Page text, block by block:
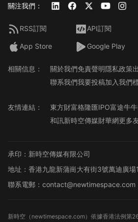
關注我們：
RSS訂閱 API訂閱
App Store Google Play
相關信息： 關於我們免責聲明隱私政策
聯系我們我要投稿加入我們
友情連結： 東方財富格隆匯IPO富途牛牛
和訊新時空傳媒財華網更多
承印：新時空傳媒有限公司
地址：香港九龍新蒲崗大有街3號萬迪廣場
聯系電郵：contact@newtimespace.com
新時空（ newtimespace.com）依據香港法例第